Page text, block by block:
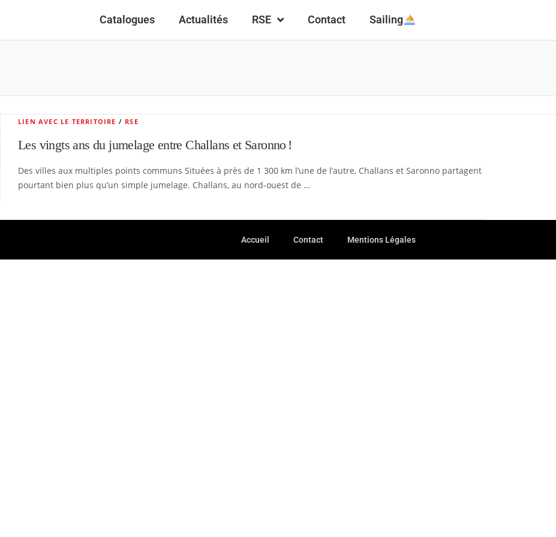
Catalogues Actualités RSE Contact Sailing
LIEN AVEC LE TERRITOIRE / RSE
Les vingts ans du jumelage entre Challans et Saronno !
Des villes aux multiples points communs Situées à près de 1 300 km l’une de l’autre, Challans et Saronno partagent
pourtant bien plus qu’un simple jumelage. Challans, au nord-ouest de …
Accueil Contact Mentions Légales